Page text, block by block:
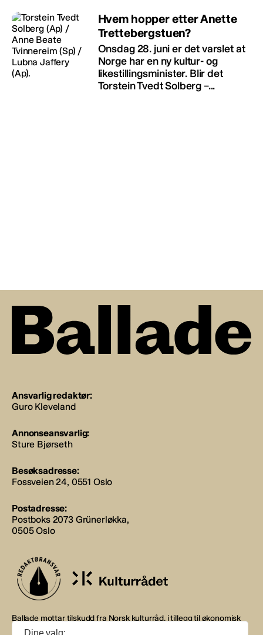
Hvem hopper etter Anette
Trettebergstuen?
Onsdag 28. juni er det varslet at
Norge har en ny kultur- og
likestillingsminister. Blir det
Torstein Tvedt Solberg –...
Ansvarlig redaktør:
Guro Kleveland
Annonseansvarlig:
Sture Bjørseth
Besøksadresse:
Fossveien 24, 0551 Oslo
Postadresse:
Postboks 2073 Grünerløkka,
0505 Oslo
Ballade mottar tilskudd fra Norsk kulturråd, i tillegg til økonomisk
støtte fra eierne NOPA, Norsk komponistforening og
Dine valg: